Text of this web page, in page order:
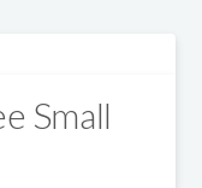
Small